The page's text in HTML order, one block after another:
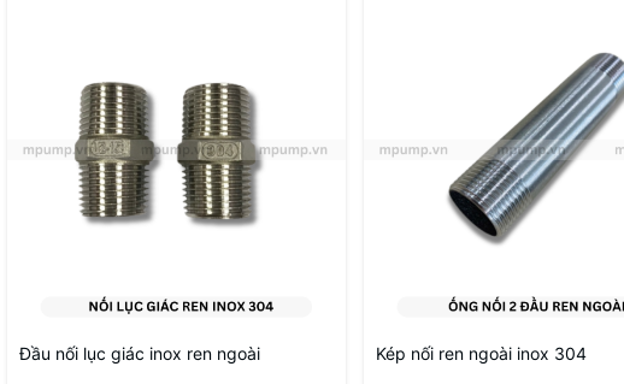
Đầu nối lục giác inox ren ngoài Kép nối ren ngoài inox 304